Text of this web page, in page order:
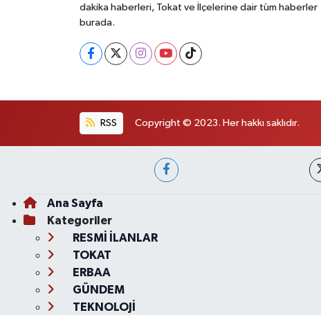
dakika haberleri, Tokat ve İlçelerine dair tüm haberler
burada.
RSS Copyright © 2023. Her hakkı saklıdır.
Ana Sayfa
Kategoriler
RESMİ İLANLAR
TOKAT
ERBAA
GÜNDEM
TEKNOLOJİ